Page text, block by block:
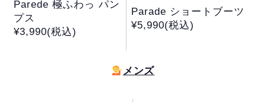
Parede 極ふわっ パン
プス
¥3,990(税込)
Parade ショートブーツ
¥5,990(税込)
メンズ